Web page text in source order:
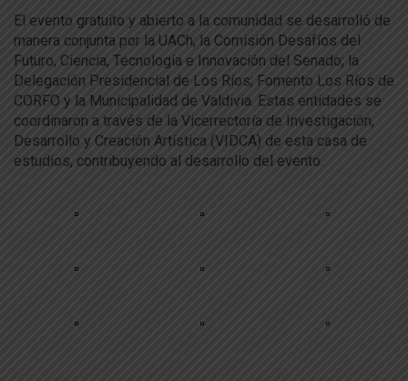
El evento gratuito y abierto a la comunidad se desarrolló de
manera conjunta por la UACh; la Comisión Desafíos del
Futuro, Ciencia, Tecnología e Innovación del Senado; la
Delegación Presidencial de Los Ríos; Fomento Los Ríos de
CORFO y la Municipalidad de Valdivia. Estas entidades se
coordinaron a través de la Vicerrectoría de Investigación,
Desarrollo y Creación Artística (VIDCA) de esta casa de
estudios, contribuyendo al desarrollo del evento.